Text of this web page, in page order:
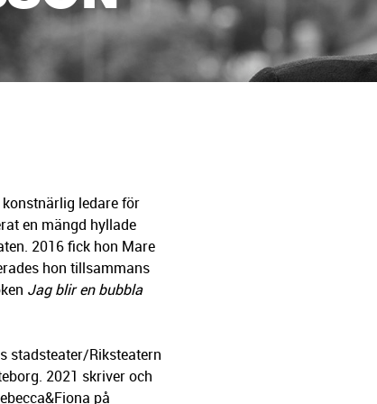
ledare för
en mängd hyllade
2016 fick hon Mare
hon tillsammans
Jag blir en bubbla
stadsteater/Riksteatern
2021 skriver och
på